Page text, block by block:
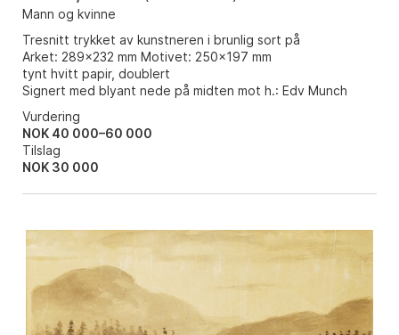
Mann og kvinne
Tresnitt trykket av kunstneren i brunlig sort på
Arket: 289x232 mm Motivet: 250x197 mm
tynt hvitt papir, doublert
Signert med blyant nede på midten mot h.: Edv Munch
Vurdering
NOK 40 000–60 000
Tilslag
NOK 30 000